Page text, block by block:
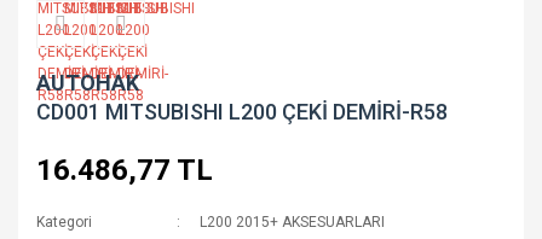
AUTOHAK
CD001 MITSUBISHI L200 ÇEKİ DEMİRİ-R58
16.486,77 TL
Kategori
L200 2015+ AKSESUARLARI